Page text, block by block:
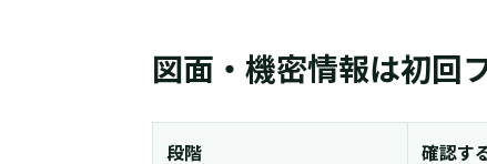
図面・機密情報は初回
段階 確認す